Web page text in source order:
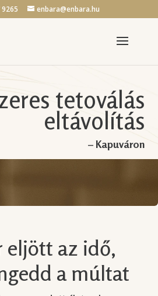
enbara@enbara.hu
tetoválás
eltávolítás
– Kapuváron
eljött az idő,
a múltat